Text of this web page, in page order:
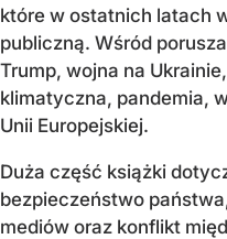
które w ostatnich latach
publiczną. Wśród
Trump, wojna na
klimatyczna, pandemia,
Unii Europejskiej.
Duża część książki
bezpieczeństwo
mediów oraz konflikt